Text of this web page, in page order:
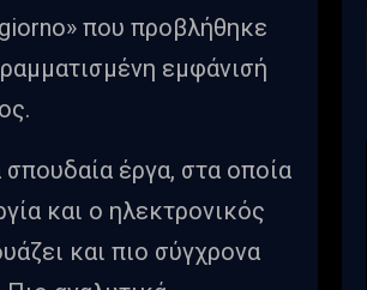
που προβλήθηκε
εμφάνισή
έργα, στα οποία
και ο ηλεκτρονικός
και πιο σύγχρονα